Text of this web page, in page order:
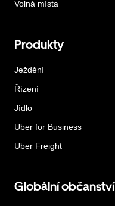
Volná místa
Produkty
Ježdění
Řízení
Jídlo
Uber for Business
Uber Freight
Globální občanství